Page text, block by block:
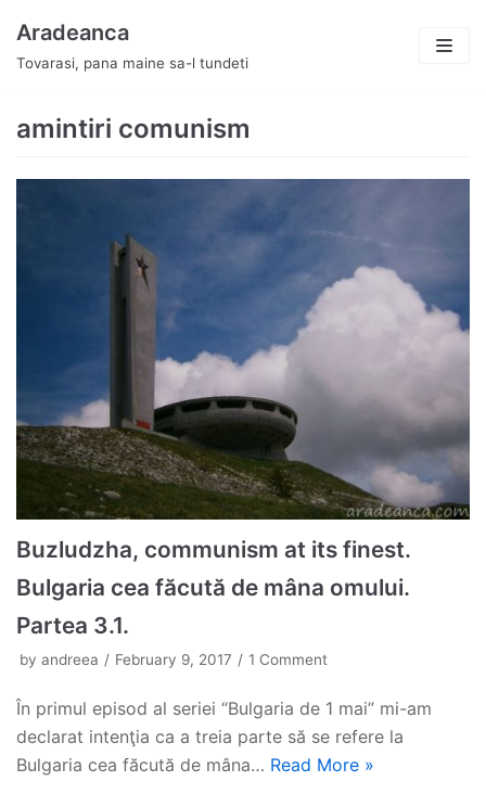
Skip
to
Aradeanca
Tovarasi, pana maine sa-l tundeti
amintiri comunism
Buzludzha, communism at its finest.
Bulgaria cea făcută de mâna omului.
Partea 3.1.
by andreea February 9, 2017 1 Comment
În primul episod al seriei “Bulgaria de 1 mai” mi-am
declarat intenţia ca a treia parte să se refere la
Bulgaria cea făcută de mâna… Read More »